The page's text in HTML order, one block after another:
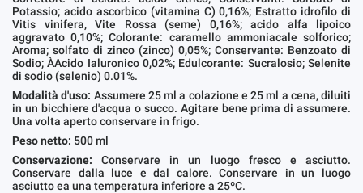
Potassio; acido ascorbico (vitamina C) 0,16%; Estratto idrofilo di
Vitis vinifera, Vite Rossa (seme) 0,16%; acido alfa lipoico
aggravato 0,10%; Colorante: caramello ammoniacale solforico;
Aroma; solfato di zinco (zinco) 0,05%; Conservante: Benzoato di
Sodio; ÀAcido Ialuronico 0,02%; Edulcorante: Sucralosio; Selenite
di sodio (selenio) 0.01%.
Modalità d'uso: Assumere 25 ml a colazione e 25 ml a cena, diluiti
in un bicchiere d'acqua o succo. Agitare bene prima di assumere.
Una volta aperto conservare in frigo.
Peso netto: 500 ml
Conservazione: Conservare in un luogo fresco e asciutto.
Conservare dalla luce e dal calore. Conservare in un luogo
asciutto ea una temperatura inferiore a 25ºC.